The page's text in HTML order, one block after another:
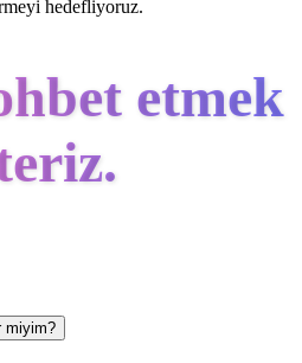
hedefliyoruz.
etmek
miyim?